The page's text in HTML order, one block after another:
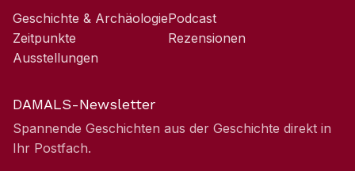
Geschichte & Archäologie
Zeitpunkte
Ausstellungen
Podcast
Rezensionen
DAMALS-Newsletter
Spannende Geschichten aus der Geschichte direkt in
Ihr Postfach.